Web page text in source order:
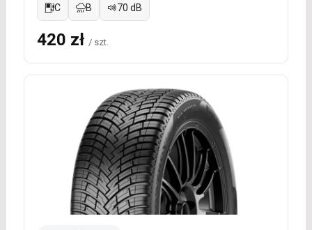
C B 70 dB
420 zł / szt.